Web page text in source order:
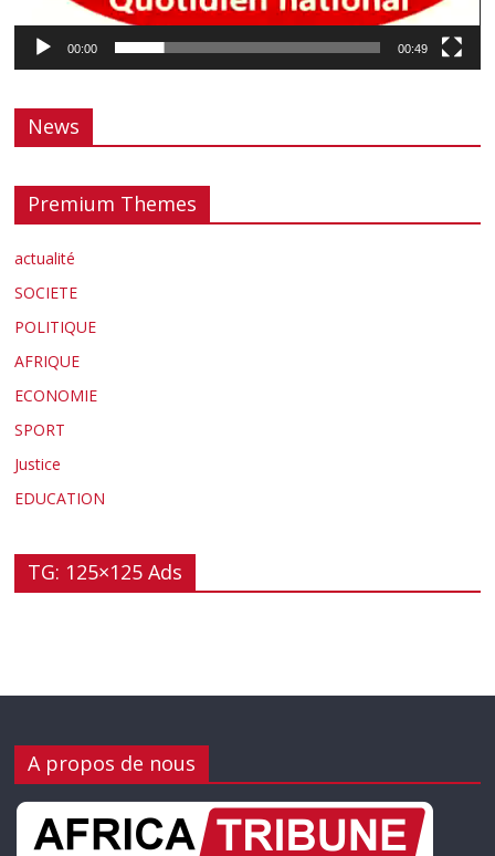
00:00 00:49
News
Premium Themes
actualité
SOCIETE
POLITIQUE
AFRIQUE
ECONOMIE
SPORT
Justice
EDUCATION
TG: 125×125 Ads
A propos de nous